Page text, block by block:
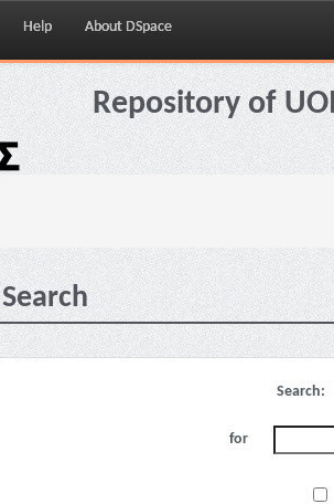
Help About DSpace
Repository of
Search
Search:
for